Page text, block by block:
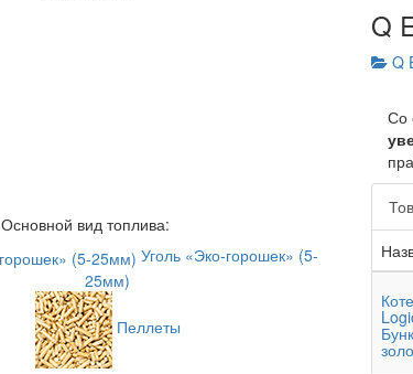
Основной вид топлива:
Уголь «Эко-горошек» (5-
25мм)
Пеллеты
Q
Q
Со